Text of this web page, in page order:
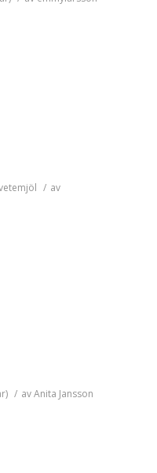
/ av
/ avAnita Jansson